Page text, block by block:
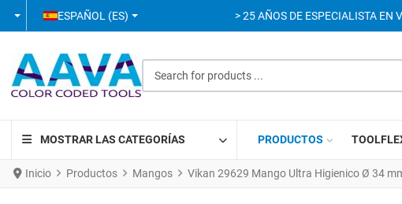
SELECCIONE SU IDIOMA
ESPAÑOL (ES) > 25 AÑOS DE ESPECIALISTA EN
MOSTRAR LAS CATEGORÍAS PRODUCTOS
Inicio Productos Mangos Vikan 29629 Mango Ultra Higienico Ø 34